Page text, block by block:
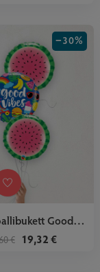
Good
Vibes...
€
−30%
19,32 €